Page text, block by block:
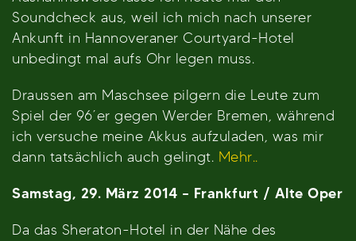
Soundcheck aus, weil ich mich nach unserer
Ankunft in Hannoveraner Courtyard-Hotel
unbedingt mal aufs Ohr legen muss.
Draussen am Maschsee pilgern die Leute zum
Spiel der 96´er gegen Werder Bremen, während
ich versuche meine Akkus aufzuladen, was mir
dann tatsächlich auch gelingt. Mehr..
Samstag, 29. März 2014 – Frankfurt / Alte Oper
Da das Sheraton-Hotel in der Nähe des